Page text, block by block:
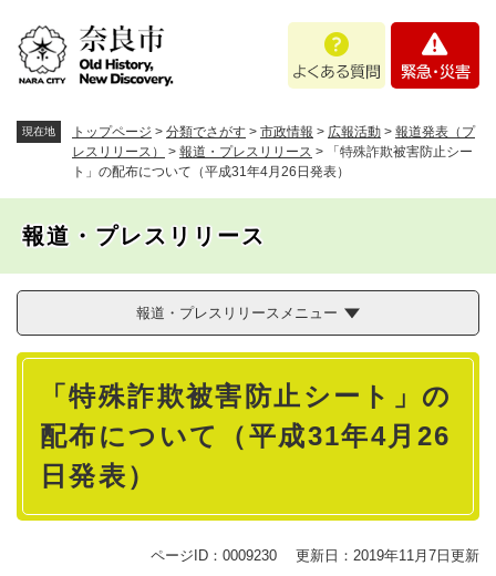
。
あ
問
・
現在地 トップページ > 分類でさがす > 市政情報 > 広報活動 > 報道発表（プ
レスリリース）
> 報道・プレスリリース >
「特殊詐欺被害防止シー
ト」の配布について（平成31年4月26日発表）
報道・プレスリリース
報道・プレスリリースメニュー
本
「特殊詐欺被害防止シート」の
配布について（平成31年4月26
日発表）
ページID：0009230 更新日：2019年11月7日更新